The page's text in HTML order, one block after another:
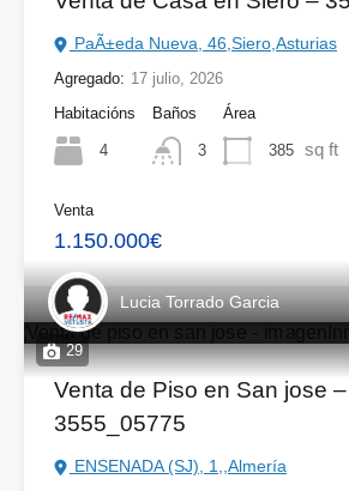
PaÃ±eda Nueva, 46,Siero,Asturias
Agregado: 17 julio, 2026
Habitacións
4
Baños
3
Área
385 sq ft
Venta
1.150.000€
29
Lucia Torrado Garcia
Venta de Piso en San jose –
3555_05775
ENSENADA (SJ), 1,,Almería